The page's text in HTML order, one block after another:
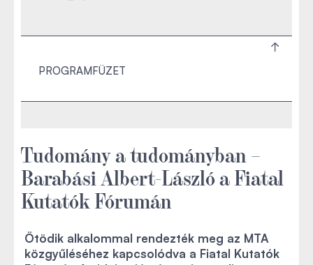
PROGRAMFÜZET
Tudomány a tudományban –
Barabási Albert-László a Fiatal
Kutatók Fórumán
Ötödik alkalommal rendezték meg az MTA
közgyűléséhez kapcsolódva a Fiatal Kutatók